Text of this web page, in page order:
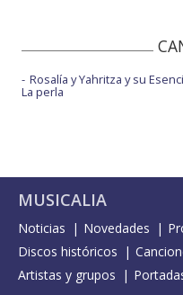
Rosalía y Yahritza y su
La perla
MUSICALIA
Noticias Novedades
Discos históricos
Artistas y grupos